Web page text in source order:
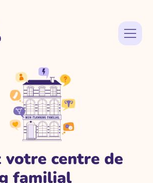
votre centre de
familial